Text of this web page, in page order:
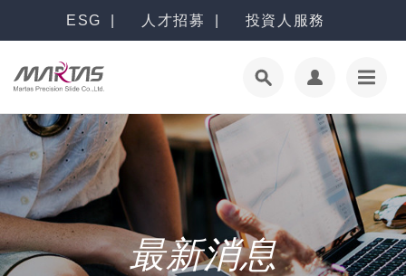
ESG 人才招募 投資人服務
最新消息